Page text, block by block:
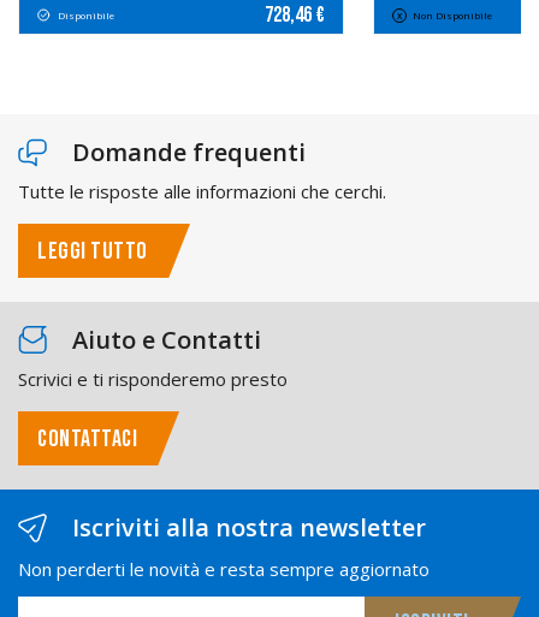
Disponibile 728,46 € Non Disponibile
Domande frequenti
Tutte le risposte alle informazioni che cerchi.
LEGGI TUTTO
Aiuto e Contatti
Scrivici e ti risponderemo presto
CONTATTACI
Iscriviti alla nostra newsletter
Non perderti le novità e resta sempre aggiornato